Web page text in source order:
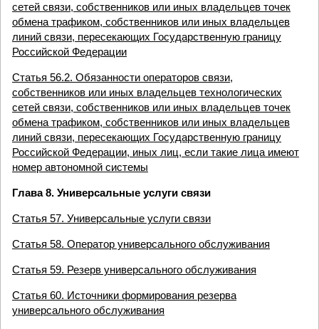
сетей связи, собственников или иных владельцев точек
обмена трафиком, собственников или иных владельцев
линий связи, пересекающих Государственную границу
Российской Федерации
Статья 56.2. Обязанности операторов связи,
собственников или иных владельцев технологических
сетей связи, собственников или иных владельцев точек
обмена трафиком, собственников или иных владельцев
линий связи, пересекающих Государственную границу
Российской Федерации, иных лиц, если такие лица имеют
номер автономной системы
Глава 8. Универсальные услуги связи
Статья 57. Универсальные услуги связи
Статья 58. Оператор универсального обслуживания
Статья 59. Резерв универсального обслуживания
Статья 60. Источники формирования резерва
универсального обслуживания